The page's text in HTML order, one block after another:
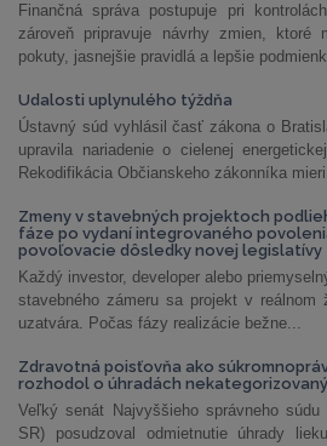
Finančná správa postupuje pri
zároveň pripravuje návrhy zmien, ktoré
pokuty, jasnejšie pravidlá a lepšie
Udalosti uplynulého týždňa
Ústavný súd vyhlásil časť zákona o
upravila nariadenie o cielenej
Rekodifikácia Občianskeho zákonníka
Zmeny v stavebných projektoch
fáze po vydaní integrovaného
povoľovacie dôsledky novej legislatívy
Každý investor, developer alebo
stavebného zámeru sa projekt v reálnom
uzatvára. Počas fázy realizácie bežne...
Zdravotná poisťovňa ako
rozhodol o úhradách
Veľký senát Najvyššieho správneho
SR) posudzoval odmietnutie úhrady